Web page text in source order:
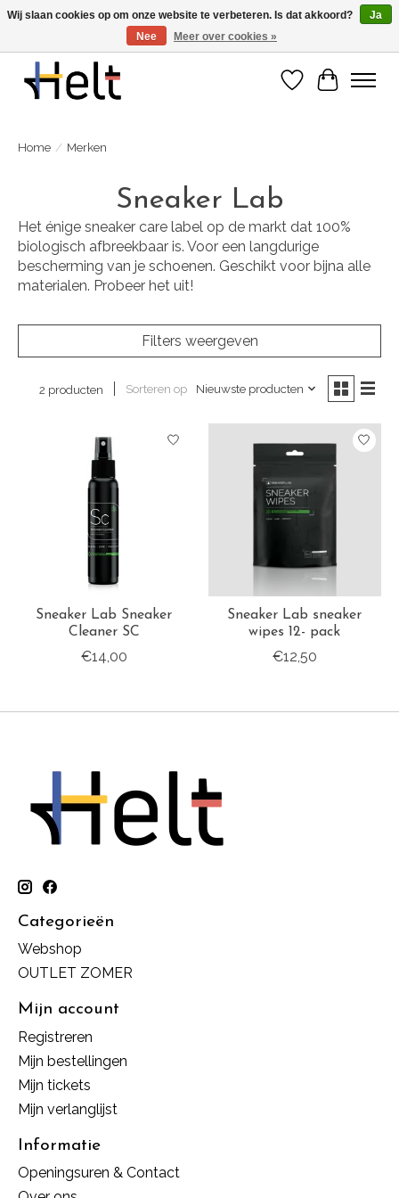
Ontdek de nieuwe collecties in store & online
Verlanglijst
Home / Merken
Sneaker Lab
Het énige sneaker care label op de markt dat 100%
biologisch afbreekbaar is. Voor een langdurige
bescherming van je schoenen. Geschikt voor bijna alle
materialen. Probeer het uit!
Filters weergeven
2 producten Sorteren op Nieuwste producten
Sneaker Lab Sneaker
Cleaner SC
€14,00
Sneaker Lab sneaker
wipes 12- pack
€12,50
Categorieën
Webshop
OUTLET ZOMER
Mijn account
Registreren
Mijn bestellingen
Mijn tickets
Mijn verlanglijst
Informatie
Openingsuren & Contact
Wij slaan cookies op om onze website te verbeteren. Is dat akkoord?
Ja
Nee
Meer over cookies »